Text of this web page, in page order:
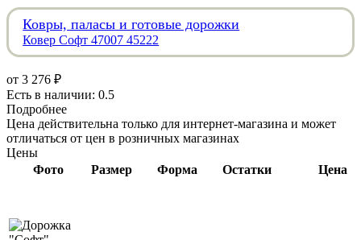
Ковры, паласы и готовые дорожки
Ковер Софт 47007 45222
от 3 276 ₽
Есть в наличии: 0.5
Подробнее
Цена действительна только для интернет-магазина и может
отличаться от цен в розничных магазинах
Цены
Фото
Размер Форма Остатки Цена